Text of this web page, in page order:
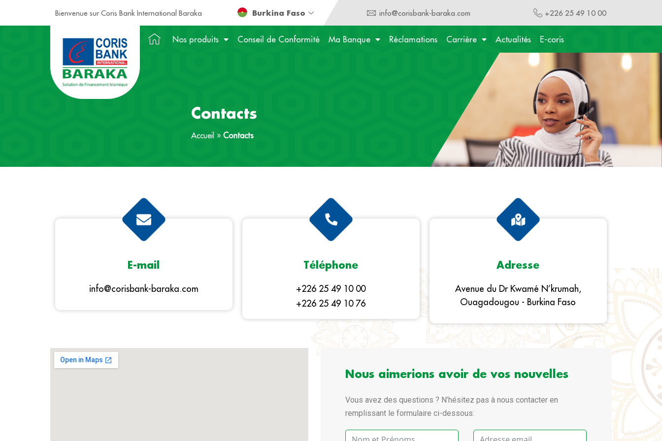
Bienvenue sur Coris Bank International Baraka Burkina Faso info@corisbank-baraka.com +226 25 49 10 00
Nos produits Conseil de Conformité Ma Banque Réclamations Carrière Actualités E-coris
Contacts
Accueil »Contacts
E-mail
info@corisbank-baraka.com
Téléphone
+226 25 49 10 00
+226 25 49 10 76
Adresse
Avenue du Dr Kwamé N’krumah,
Ouagadougou - Burkina Faso
Nous aimerions avoir de vos nouvelles
Vous avez des questions ? N’hésitez pas à nous contacter en
remplissant le formulaire ci-dessous: